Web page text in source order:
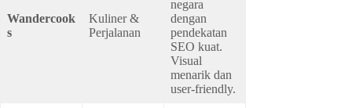
Wandercook
s
Kuliner &
Perjalanan
negara
dengan
pendekatan
SEO kuat.
Visual
menarik dan
user-friendly.